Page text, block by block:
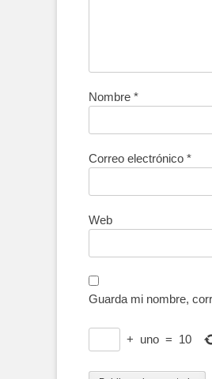
Nombre *
Correo electrónico *
Web
Guarda mi nombre,
+ uno = 10